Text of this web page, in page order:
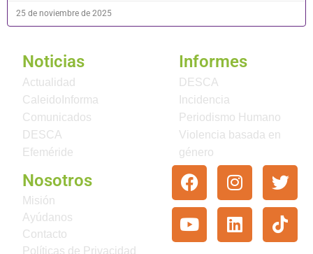
25 de noviembre de 2025
Noticias
Actualidad
CaleidoInforma
Comunicados
DESCA
Efeméride
Informes
DESCA
Incidencia
Periodismo Humano
Violencia basada en
género
Nosotros
Misión
Ayúdanos
Contacto
Políticas de Privacidad